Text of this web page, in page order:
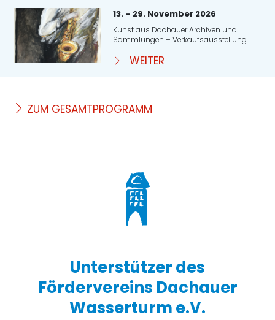
13. – 29. November 2026
Kunst aus Dachauer Archiven und
Sammlungen – Verkaufsausstellung
WEITER
ZUM GESAMTPROGRAMM
Unterstützer des
Fördervereins Dachauer
Wasserturm e.V.